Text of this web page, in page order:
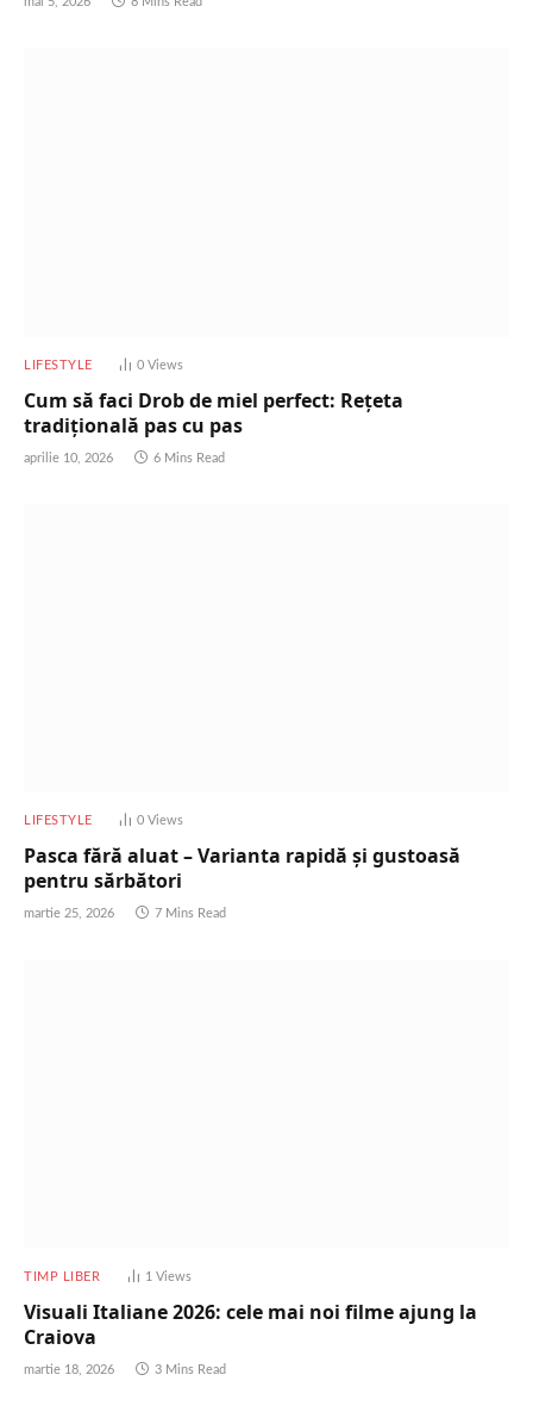
LIFESTYLE 0 Views
Cum să faci Drob de miel perfect: Rețeta
tradițională pas cu pas
aprilie 10, 2026 6 Mins Read
LIFESTYLE 0 Views
Pasca fără aluat – Varianta rapidă și gustoasă
pentru sărbători
martie 25, 2026 7 Mins Read
TIMP LIBER 1 Views
Visuali Italiane 2026: cele mai noi filme ajung la
Craiova
martie 18, 2026 3 Mins Read